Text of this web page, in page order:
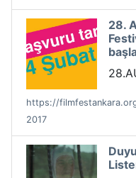
28.
https://
2017